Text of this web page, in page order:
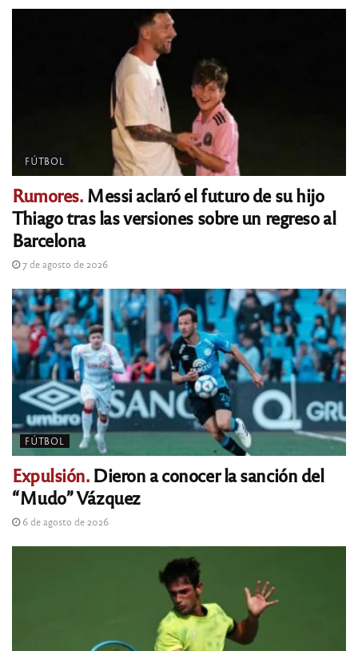
FÚTBOL
Rumores.Messi aclaró el futuro de su hijo
Thiago tras las versiones sobre un regreso al
Barcelona
7 de agosto de 2026
FÚTBOL
Expulsión.Dieron a conocer la sanción del
“Mudo” Vázquez
6 de agosto de 2026